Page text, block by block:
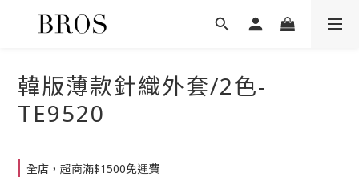
韓版薄款針織外套/2色-
TE9520
全店，超商滿$1500免運費